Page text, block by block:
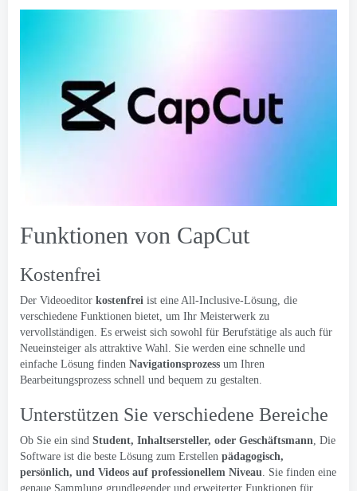
Funktionen von CapCut
Kostenfrei
Der Videoeditor kostenfrei ist eine All-Inclusive-Lösung, die
verschiedene Funktionen bietet, um Ihr Meisterwerk zu
vervollständigen. Es erweist sich sowohl für Berufstätige als auch für
Neueinsteiger als attraktive Wahl. Sie werden eine schnelle und
einfache Lösung finden Navigationsprozess um Ihren
Bearbeitungsprozess schnell und bequem zu gestalten.
Unterstützen Sie verschiedene Bereiche
Ob Sie ein sind Student, Inhaltsersteller, oder Geschäftsmann, Die
Software ist die beste Lösung zum Erstellen pädagogisch,
persönlich, und Videos auf professionellem Niveau. Sie finden eine
genaue Sammlung grundlegender und erweiterter Funktionen für